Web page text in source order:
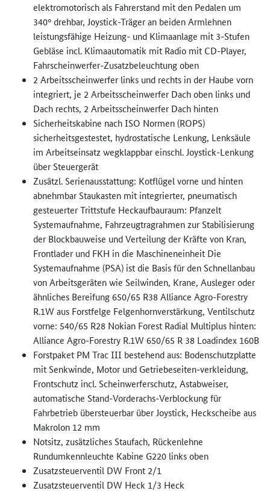
elektromotorisch als Fahrerstand mit den Pedalen um
340° drehbar, Joystick-Träger an beiden Armlehnen
leistungsfähige Heizung- und Klimaanlage mit 3-Stufen
Gebläse incl. Klimaautomatik mit Radio mit CD-Player,
Fahrscheinwerfer-Zusatzbeleuch­tung oben
2 Arbeitsscheinwerfer links und rechts in der Haube vorn
integriert, je 2 Arbeitsscheinwerfer Dach oben links und
Dach rechts, 2 Arbeitsscheinwerfer Dach hinten
Sicherheitskabine nach ISO Normen (ROPS)
sicherheitsgestestet, hydrostatische Lenkung, Lenksäule
im Arbeitseinsatz wegklappbar einschl. Joystick-Lenkung
über Steuergerät
Zusätzl. Serienausstattung: Kotflügel vorne und hinten
abnehmbar Staukasten mit integrierter, pneumatisch
gesteuerter Trittstufe Heckaufbauraum: Pfanzelt
Systemaufnahme, Fahrzeugtragrahmen zur Stabilisierung
der Blockbauweise und Verteilung der Kräfte von Kran,
Frontlader und FKH in die Maschineneinheit Die
Systemaufnahme (PSA) ist die Basis für den Schnellanbau
von Arbeitsgeräten wie Seilwinden, Krane, Ausleger oder
ähnliches Bereifung 650/65 R38 Alliance Agro-Forestry
R.1W aus Forstfelge Felgenhornverstärkung, Ventilschutz
vorne: 540/65 R28 Nokian Forest Radial Multiplus hinten:
Alliance Agro-Forestry R.1W 650/65 R 38 Loadindex 160B
Forstpaket PM Trac III bestehend aus: Bodenschutzplatte
mit Senkwinde, Motor und Getriebeseiten-verkleidung,
Frontschutz incl. Scheinwerferschutz, Astabweiser,
automatische Stand-Vorderachs-Verblockung für
Fahrbetrieb übersteuerbar über Joystick, Heckscheibe aus
Makrolon 12 mm
Notsitz, zusätzliches Staufach, Rückenlehne
Rundumkennleuchte Kabine G220 links oben
Zusatzsteuerventil DW Front 2/1
Zusatzsteuerventil DW Heck 1/3 Heck